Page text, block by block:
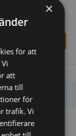
×
för att
att
till
för
trafik. Vi